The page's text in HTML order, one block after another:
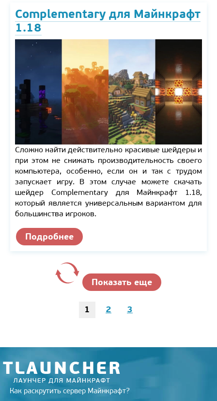
Complementary для Майнкрафт
1.18
Сложно найти действительно красивые шейдеры и
при этом не снижать производительность своего
компьютера, особенно, если он и так с трудом
запускает игру. В этом случае можете скачать
шейдер Complementary для Майнкрафт 1.18,
который является универсальным вариантом для
большинства игроков.
Подробнее
Показать еще
1 2 3
Как раскрутить сервер Майнкрафт?